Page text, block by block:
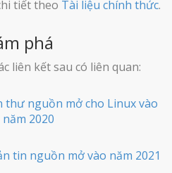
tiết theo Tài liệu chính thức.
phá
liên kết sau có liên quan:
thư nguồn mở cho Linux vào
năm 2020
tin nguồn mở vào năm 2021